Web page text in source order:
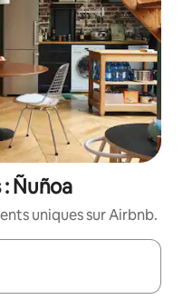
Ñuñoa
uniques sur Airbnb.
parcourez-les en utilisant